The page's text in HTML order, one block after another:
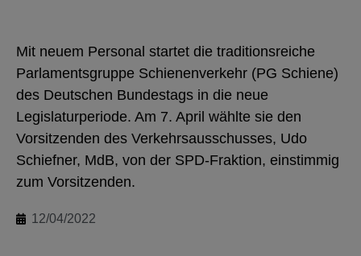
Mit neuem Personal startet die traditionsreiche
Parlamentsgruppe Schienenverkehr (PG Schiene)
des Deutschen Bundestags in die neue
Legislaturperiode. Am 7. April wählte sie den
Vorsitzenden des Verkehrsausschusses, Udo
Schiefner, MdB, von der SPD-Fraktion, einstimmig
zum Vorsitzenden.
12/04/2022